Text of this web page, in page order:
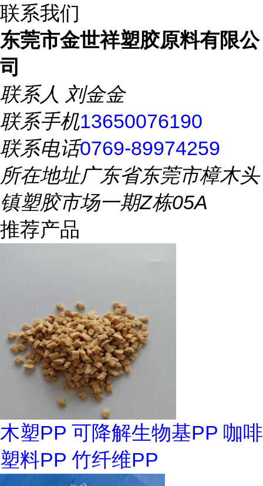
联系我们
东莞市金世祥塑胶原料有限公
司
联系人 刘金金
联系手机13650076190
联系电话0769-89974259
所在地址广东省东莞市樟木头
镇塑胶市场一期Z栋05A
推荐产品
木塑PP 可降解生物基PP 咖啡
塑料PP 竹纤维PP